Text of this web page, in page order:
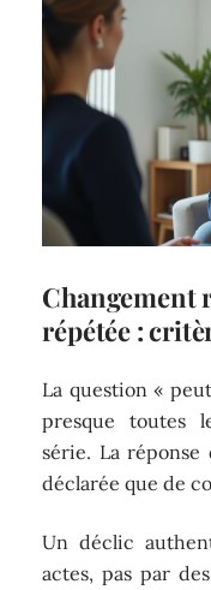
Changement
répétée :
La question «
presque toutes
série. La
déclarée que de
Un déclic
actes, pas par